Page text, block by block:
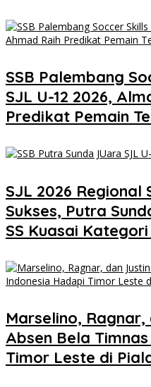
SSB Palembang
SJL U-12 2026,
Predikat Pemain
SJL 2026
Sukses, Putra
SS Kuasai Kategori
Marselino,
Absen Bela
Timor Leste di